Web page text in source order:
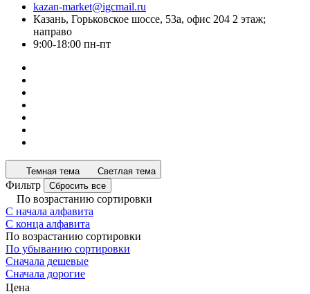
kazan-market@igcmail.ru
Казань, ​Горьковское шоссе, 53а, офис 204 2 этаж;
направо
9:00-18:00 пн-пт
Темная тема Светлая тема
Фильтр Сбросить все
По возрастанию сортировки
С начала алфавита
С конца алфавита
По возрастанию сортировки
По убыванию сортировки
Сначала дешевые
Сначала дорогие
Цена